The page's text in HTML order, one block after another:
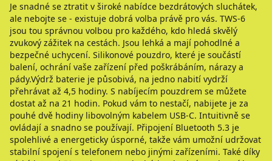
Je snadné se ztratit v široké nabídce bezdrátových sluchátek,
ale nebojte se - existuje dobrá volba právě pro vás. TWS-6
jsou tou správnou volbou pro každého, kdo hledá skvělý
zvukový zážitek na cestách. Jsou lehká a mají pohodlné a
bezpečné uchycení. Silikonové pouzdro, které je součástí
balení, ochrání vaše zařízení před poškrábáním, nárazy a
pády.Výdrž baterie je působivá, na jedno nabití vydrží
přehrávat až 4,5 hodiny. S nabíjecím pouzdrem se můžete
dostat až na 21 hodin. Pokud vám to nestačí, nabijete je za
pouhé dvě hodiny libovolným kabelem USB-C. Intuitivně se
ovládají a snadno se používají. Připojení Bluetooth 5.3 je
spolehlivé a energeticky úsporné, takže vám umožní udržovat
stabilní spojení s telefonem nebo jinými zařízeními. Také díky